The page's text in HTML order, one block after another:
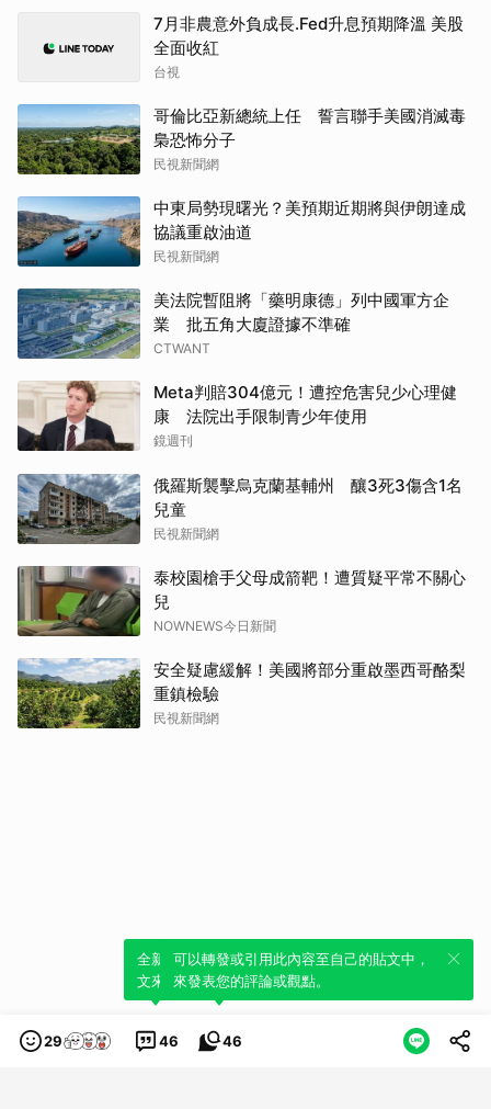
7月非農意外負成長.Fed升息預期降溫 美股
全面收紅
台視
哥倫比亞新總統上任 誓言聯手美國消滅毒
梟恐怖分子
民視新聞網
中東局勢現曙光？美預期近期將與伊朗達成
協議重啟油道
民視新聞網
美法院暫阻將「藥明康德」列中國軍方企
業 批五角大廈證據不準確
CTWANT
Meta判賠304億元！遭控危害兒少心理健
康 法院出手限制青少年使用
鏡週刊
俄羅斯襲擊烏克蘭基輔州 釀3死3傷含1名
兒童
民視新聞網
泰校園槍手父母成箭靶！遭質疑平常不關心
兒
NOWNEWS今日新聞
安全疑慮緩解！美國將部分重啟墨西哥酪梨
重鎮檢驗
民視新聞網
29 46
全新體驗！一鍵引用此內容，透過發布貼
文來輕鬆表達個人立場。
46
可以轉發或引用此內容至自己的貼文中，
來發表您的評論或觀點。